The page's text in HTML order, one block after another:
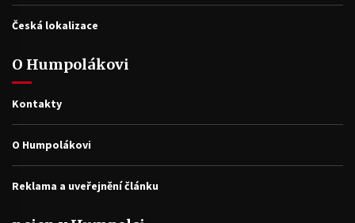
Česká lokalizace
O Humpolákovi
Kontakty
O Humpolákovi
Reklama a uveřejnění článku